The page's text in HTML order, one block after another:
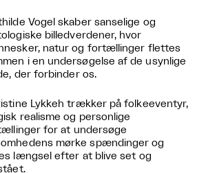
Vogel skaber sanselige og
billedverdener, hvor
natur og fortællinger flettes
i en undersøgelse af de usynlige
der forbinder os.
Lykkeh trækker på folkeeventyr,
realisme og personlige
for at undersøge
mørke spændinger og
længsel efter at blive set og